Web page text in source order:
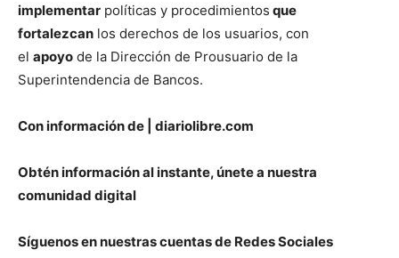
implementar políticas y procedimientos que
fortalezcan los derechos de los usuarios, con
el apoyo de la Dirección de Prousuario de la
Superintendencia de Bancos.
Con información de | diariolibre.com
Obtén información al instante, únete a nuestra
comunidad digital
Síguenos en nuestras cuentas de Redes Sociales